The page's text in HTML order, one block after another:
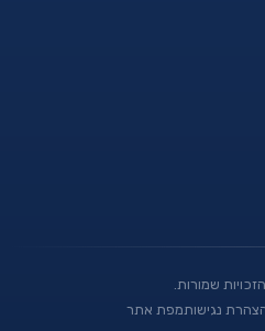
שמורות.
נגישותמפת אתר